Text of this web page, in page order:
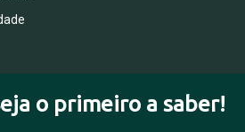
o primeiro a saber!